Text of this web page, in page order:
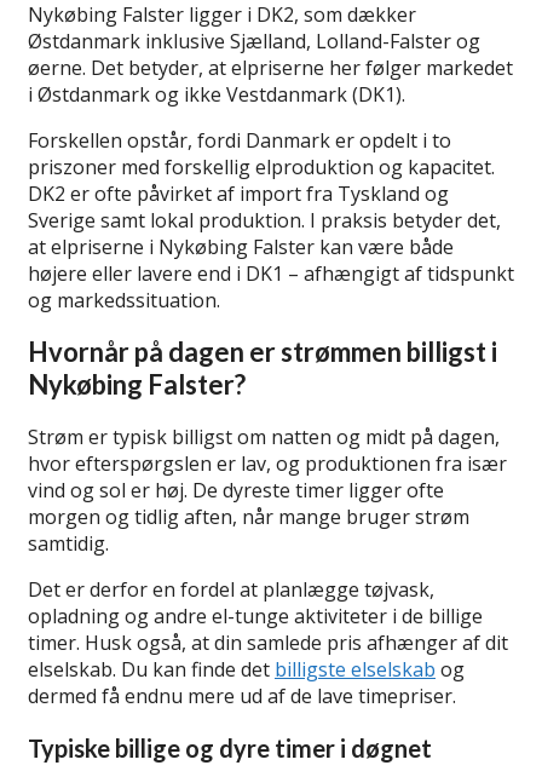
Nykøbing Falster ligger i DK2, som dækker
Østdanmark inklusive Sjælland, Lolland-Falster og
øerne. Det betyder, at elpriserne her følger markedet
i Østdanmark og ikke Vestdanmark (DK1).
Forskellen opstår, fordi Danmark er opdelt i to
priszoner med forskellig elproduktion og kapacitet.
DK2 er ofte påvirket af import fra Tyskland og
Sverige samt lokal produktion. I praksis betyder det,
at elpriserne i Nykøbing Falster kan være både
højere eller lavere end i DK1 – afhængigt af tidspunkt
og markedssituation.
Hvornår på dagen er strømmen billigst i
Nykøbing Falster?
Strøm er typisk billigst om natten og midt på dagen,
hvor efterspørgslen er lav, og produktionen fra især
vind og sol er høj. De dyreste timer ligger ofte
morgen og tidlig aften, når mange bruger strøm
samtidig.
Det er derfor en fordel at planlægge tøjvask,
opladning og andre el-tunge aktiviteter i de billige
timer. Husk også, at din samlede pris afhænger af dit
elselskab. Du kan finde det billigste elselskab og
dermed få endnu mere ud af de lave timepriser.
Typiske billige og dyre timer i døgnet